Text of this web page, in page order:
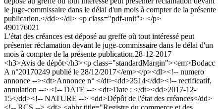
le juge-commissaire dans le délai d'un mois à compter de la présente
publication.</dd></dl> <p class="pdf-unit"> </p>
490176021
L'état des créances est déposé au greffe où tout intéressé peut
présenter réclamation devant le juge-commissaire dans le délai d'un
mois à compter de la présente publication.28-12-2017
<h3>Avis de dépôt</h3><p class="standardMargin"><em>Bodacc
A n°20170249 publié le 28/12/2017</em></p><dl><!-- numero
annonce --><dt>Annonce n° </dt><dd>2514</dd><!-- rectificatif,
annulation --> <!-- DATE --> <dt>Date : </dt><dd>2017-12-
15</dd><!-- NATURE --> <dd>Dépôt de l'état des créances</dd>
<!-- RCS --> <dt> <abbr title="Registre du commerce et des